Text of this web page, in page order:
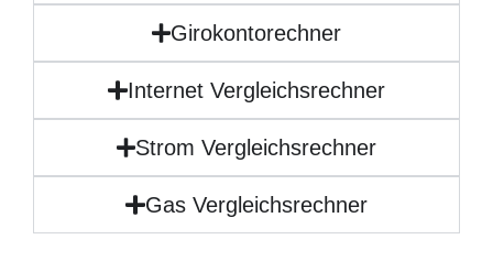
Girokontorechner
Internet Vergleichsrechner
Strom Vergleichsrechner
Gas Vergleichsrechner